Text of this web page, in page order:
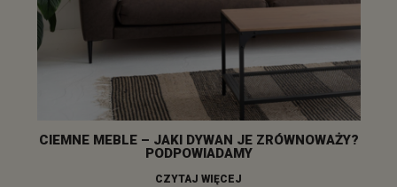
CIEMNE MEBLE – JAKI DYWAN JE ZRÓWNOWAŻY?
PODPOWIADAMY
CZYTAJ WIĘCEJ